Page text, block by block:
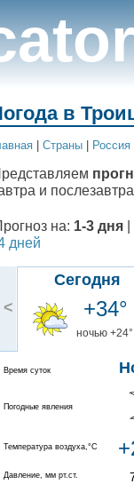
в
Cтраны Россия
и
на: 1-3 дня
дней
<
Сегодня
+34°
ночью +24°
Время суток
Погодные явления
Температура воздуха,°C
Давление, мм рт.ст.